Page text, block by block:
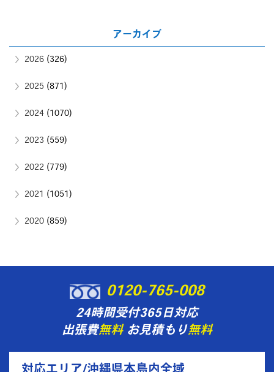
アーカイブ
2026 (326)
2025 (871)
2024 (1070)
2023 (559)
2022 (779)
2021 (1051)
2020 (859)
0120-765-008
24時間受付365日対応
出張費無料お見積もり無料